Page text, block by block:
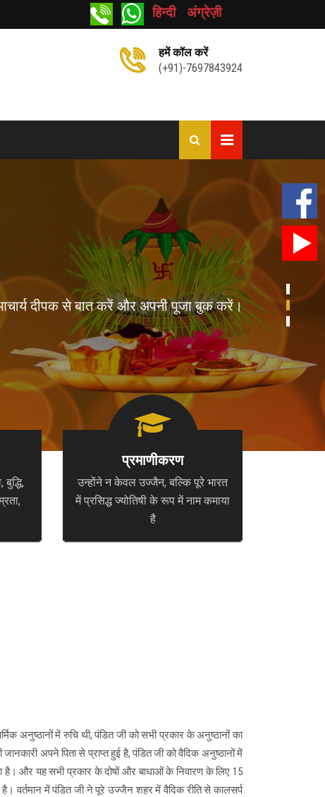
हिन्दी अंग्रेज़ी
हमें कॉल करें
(+91)-7697843924
दीपक से बात करें और अपनी पूजा बुक करें।
प्रमाणीकरण
उन्होंने न केवल उज्जैन, बल्कि पूरे भारत
में प्रसिद्ध ज्योतिषी के रूप में नाम कमाया
है
अनुष्ठानों में रुचि थी, पंडित जी को सभी प्रकार के अनुष्ठानों का
जानकारी अपने पिता से प्राप्त हुई है, पंडित जी को वैदिक अनुष्ठानों में
है। और यह सभी प्रकार के दोषों और बाधाओं के निवारण के लिए 15
वर्तमान में पंडित जी ने पूरे उज्जैन शहर में वैदिक रीति से कालसर्प